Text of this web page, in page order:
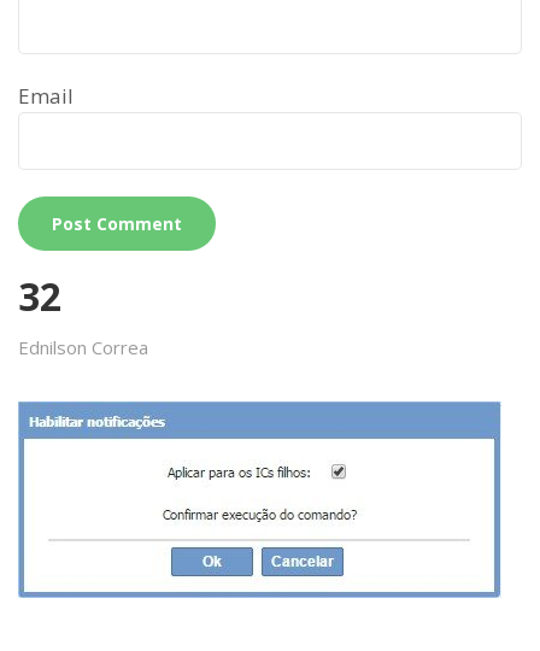
Email
32
Ednilson Correa